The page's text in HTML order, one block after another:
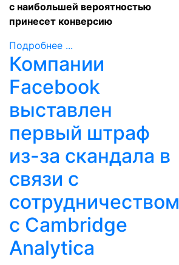
с наибольшей вероятностью
принесет конверсию
Подробнее ...
Компании
Facebook
выставлен
первый штраф
из-за скандала в
связи с
сотрудничеством
с Cambridge
Analytica